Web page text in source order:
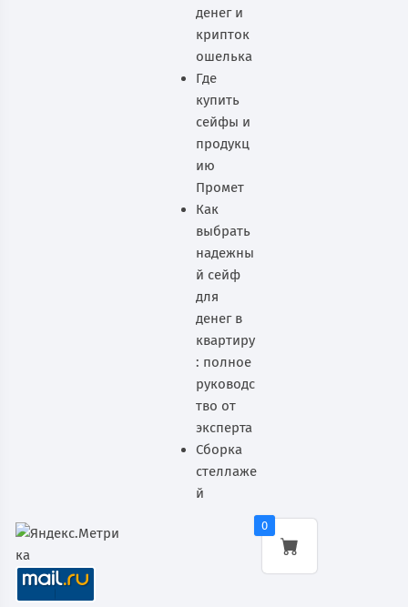
денег и
крипток
ошелька
Где
купить
сейфы и
продукц
ию
Промет
Как
выбрать
надежны
й сейф
для
денег в
квартиру
: полное
руководс
тво от
эксперта
Сборка
стеллаже
й
0